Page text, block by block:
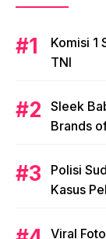
Komisi 1
TNI
Sleek
Brands
Polisi
Kasus
Viral